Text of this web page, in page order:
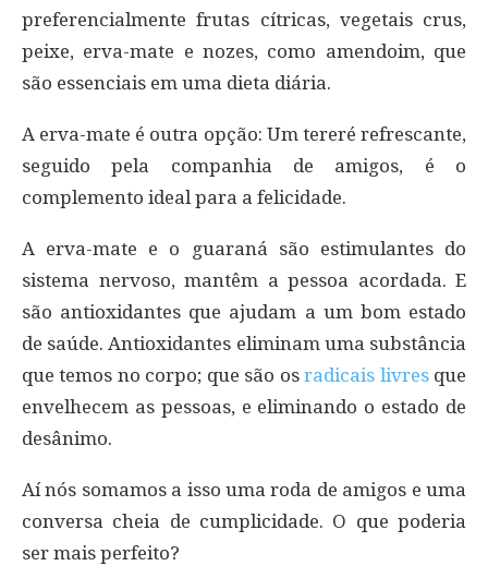
preferencialmente frutas cítricas, vegetais crus,
peixe, erva-mate e nozes, como amendoim, que
são essenciais em uma dieta diária.
A erva-mate é outra opção: Um tereré refrescante,
seguido pela companhia de amigos, é o
complemento ideal para a felicidade.
A erva-mate e o guaraná são estimulantes do
sistema nervoso, mantêm a pessoa acordada. E
são antioxidantes que ajudam a um bom estado
de saúde. Antioxidantes eliminam uma substância
que temos no corpo; que são osradicais livresque
envelhecem as pessoas, e eliminando o estado de
desânimo.
Aí nós somamos a isso uma roda de amigos e uma
conversa cheia de cumplicidade. O que poderia
ser mais perfeito?